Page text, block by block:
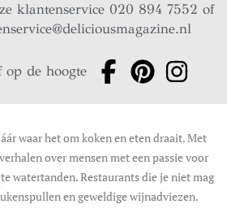
klantenservice 020 894 7552 of
de hoogte
waar het om koken en eten draait. Met
over mensen met een passie voor
watertanden. Restaurants die je niet mag
en geweldige wijnadviezen.